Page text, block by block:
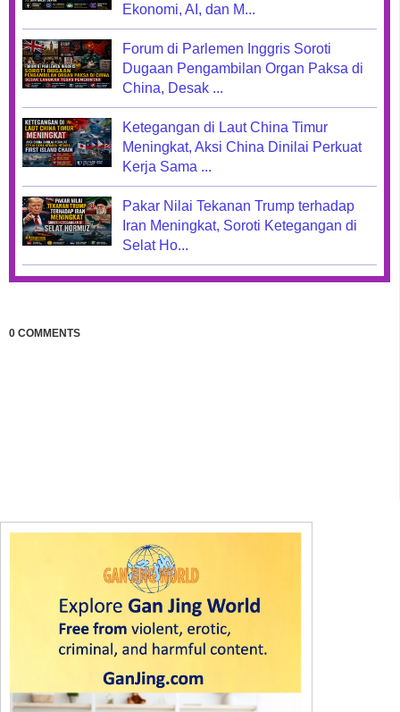
Ekonomi, AI, dan M...
Forum di Parlemen Inggris Soroti
Dugaan Pengambilan Organ Paksa di
China, Desak ...
Ketegangan di Laut China Timur
Meningkat, Aksi China Dinilai Perkuat
Kerja Sama ...
Pakar Nilai Tekanan Trump terhadap
Iran Meningkat, Soroti Ketegangan di
Selat Ho...
0 COMMENTS